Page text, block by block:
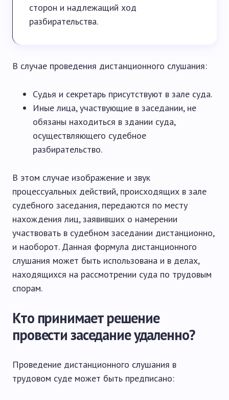
сторон и надлежащий ход
разбирательства.
В случае проведения дистанционного слушания:
Судья и секретарь присутствуют в зале суда.
Иные лица, участвующие в заседании, не
обязаны находиться в здании суда,
осуществляющего судебное
разбирательство.
В этом случае изображение и звук
процессуальных действий, происходящих в зале
судебного заседания, передаются по месту
нахождения лиц, заявивших о намерении
участвовать в судебном заседании дистанционно,
и наоборот. Данная формула дистанционного
слушания может быть использована и в делах,
находящихся на рассмотрении суда по трудовым
спорам.
Кто принимает решение
провести заседание удаленно?
Проведение дистанционного слушания в
трудовом суде может быть предписано: